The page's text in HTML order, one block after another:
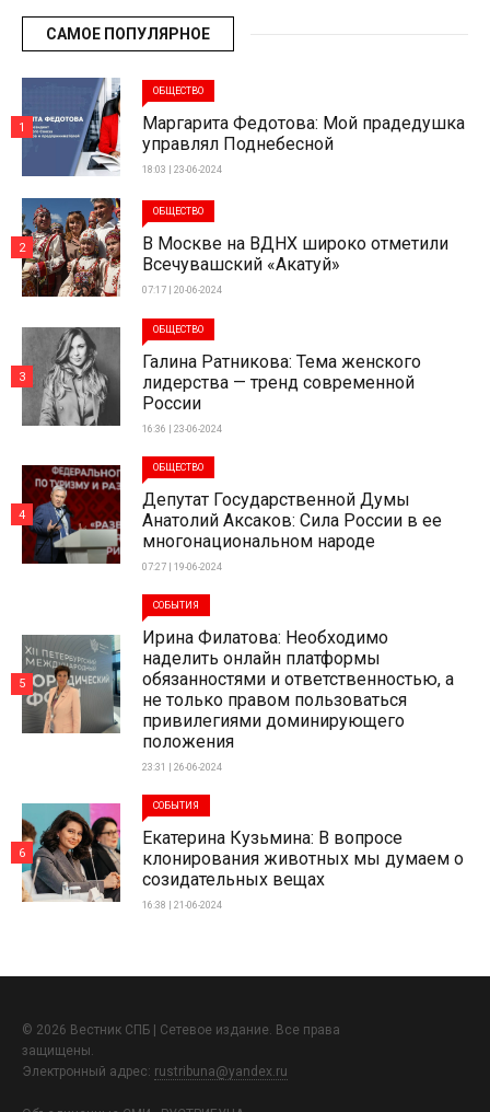
САМОЕ ПОПУЛЯРНОЕ
ОБЩЕСТВО
Маргарита Федотова: Мой прадедушка
управлял Поднебесной
18:03 | 23-06-2024
1
ОБЩЕСТВО
В Москве на ВДНХ широко отметили
Всечувашский «Акатуй»
07:17 | 20-06-2024
2
ОБЩЕСТВО
Галина Ратникова: Тема женского
лидерства — тренд современной
России
16:36 | 23-06-2024
3
ОБЩЕСТВО
Депутат Государственной Думы
Анатолий Аксаков: Сила России в ее
многонациональном народе
07:27 | 19-06-2024
4
СОБЫТИЯ
Ирина Филатова: Необходимо
наделить онлайн платформы
обязанностями и ответственностью, а
не только правом пользоваться
привилегиями доминирующего
положения
23:31 | 26-06-2024
5
СОБЫТИЯ
Екатерина Кузьмина: В вопросе
клонирования животных мы думаем о
созидательных вещах
16:38 | 21-06-2024
6
© 2026 Вестник СПБ | Сетевое издание. Все права
защищены.
Электронный адрес: rustribuna@yandex.ru